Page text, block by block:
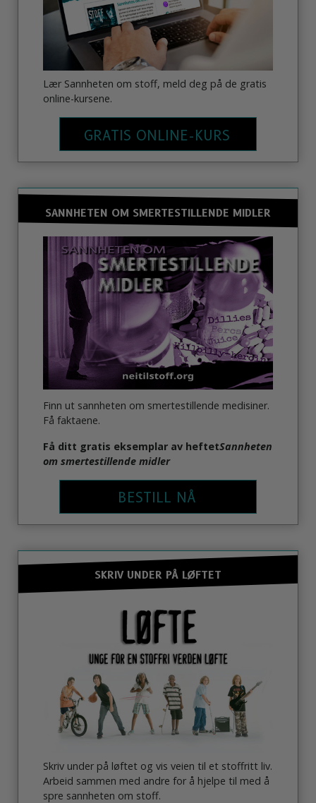
Lær Sannheten om stoff, meld deg på de gratis
online-kursene.
GRATIS ONLINE-KURS
SANNHETEN OM SMERTESTILLENDE MIDLER
Finn ut sannheten om smertestillende medisiner.
Få faktaene.
Få ditt gratis eksemplar av heftetSannheten
om smertestillende midler
BESTILL NÅ
SKRIV UNDER PÅ LØFTET
Skriv under på løftet og vis veien til et stoffritt liv.
Arbeid sammen med andre for å hjelpe til med å
spre sannheten om stoff.